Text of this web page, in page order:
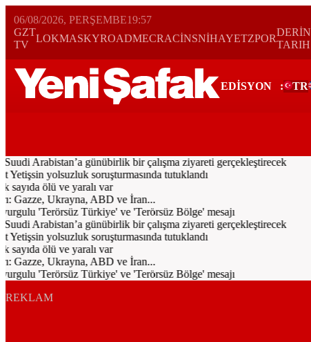
06/08/2026, PERŞEMBE19:57
GZT
TV
LOKMASKYROADMECRACİNSNİHAYETZPOR
DERİN
TARIH
EDİSYON : TR
Arabistan’a günübirlik bir çalışma ziyareti gerçekleştirecek
yolsuzluk soruşturmasında tutuklandı
ölü ve yaralı var
Gazze, Ukrayna, ABD ve İran...
'Terörsüz Türkiye' ve 'Terörsüz Bölge' mesajı
Arabistan’a günübirlik bir çalışma ziyareti gerçekleştirecek
yolsuzluk soruşturmasında tutuklandı
ölü ve yaralı var
Gazze, Ukrayna, ABD ve İran...
'Terörsüz Türkiye' ve 'Terörsüz Bölge' mesajı
REKLAM